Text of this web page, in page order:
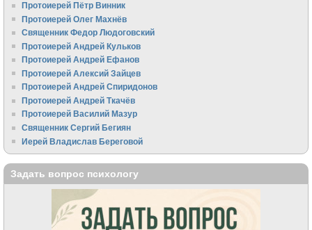
Протоиерей Пётр Винник
Протоиерей Олег Махнёв
Священник Федор Людоговский
Протоиерей Андрей Кульков
Протоиерей Андрей Ефанов
Протоиерей Алексий Зайцев
Протоиерей Андрей Спиридонов
Протоиерей Андрей Ткачёв
Протоиерей Василий Мазур
Священник Сергий Бегиян
Иерей Владислав Береговой
Задать вопрос психологу